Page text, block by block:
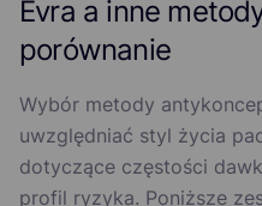
Evra a inne
porównanie
Wybór metody
uwzględniać styl życia
dotyczące częstości
profil ryzyka. Poniższe